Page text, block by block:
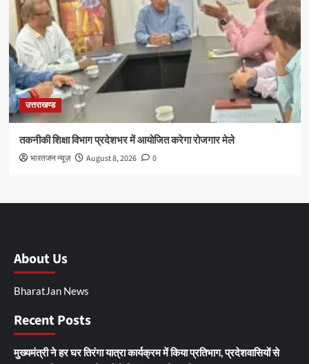
उत्तराखण्ड
तकनीकी शिक्षा विभाग प्रदेशभर में आयोजित करेगा रोजगार मेले
भारतजन न्यूज़ August 8, 2026 0
About Us
BharatJan News
Recent Posts
मुख्यमंत्री ने हर घर तिरंगा यात्रा कार्यक्रम में किया प्रतिभाग, प्रदेशवासियों से